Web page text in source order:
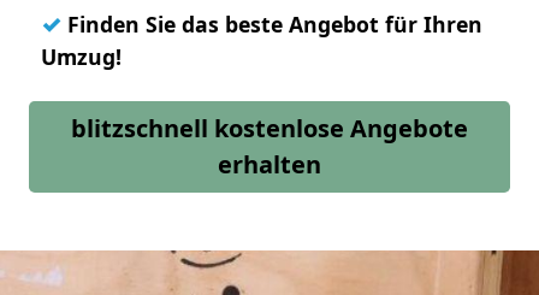
✓ Finden Sie das beste Angebot für Ihren
Umzug!
blitzschnell kostenlose Angebote
erhalten